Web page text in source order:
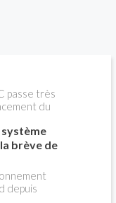
passe très
du
brève de
depuis